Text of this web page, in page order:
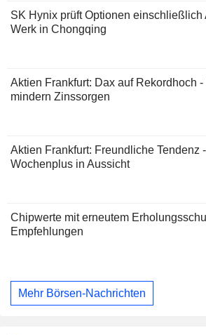
SK Hynix prüft Optionen einschließlich
Werk in Chongqing
Aktien Frankfurt: Dax auf Rekordhoch
mindern Zinssorgen
Aktien Frankfurt: Freundliche Tendenz
Wochenplus in Aussicht
Chipwerte mit erneutem
Empfehlungen
Mehr Börsen-Nachrichten